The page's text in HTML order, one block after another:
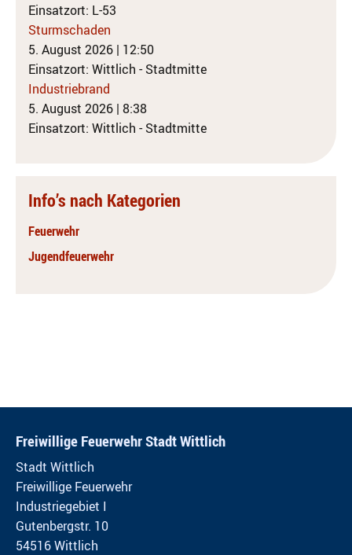
Einsatzort: L-53
Sturmschaden
5. August 2026 | 12:50
Einsatzort: Wittlich - Stadtmitte
Industriebrand
5. August 2026 | 8:38
Einsatzort: Wittlich - Stadtmitte
Info’s nach Kategorien
Feuerwehr
Jugendfeuerwehr
Freiwillige Feuerwehr Stadt Wittlich
Stadt Wittlich
Freiwillige Feuerwehr
Industriegebiet I
Gutenbergstr. 10
54516 Wittlich